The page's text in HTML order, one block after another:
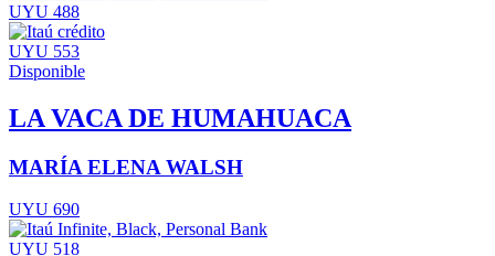
UYU 488
UYU 553
Disponible
LA VACA DE HUMAHUACA
MARÍA ELENA WALSH
UYU 690
UYU 518